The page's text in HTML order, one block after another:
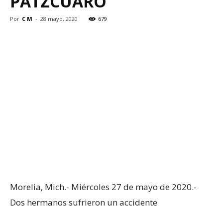
Por C M - 28 mayo, 2020 679
Morelia, Mich.- Miércoles 27 de mayo de 2020.-
Dos hermanos sufrieron un accidente